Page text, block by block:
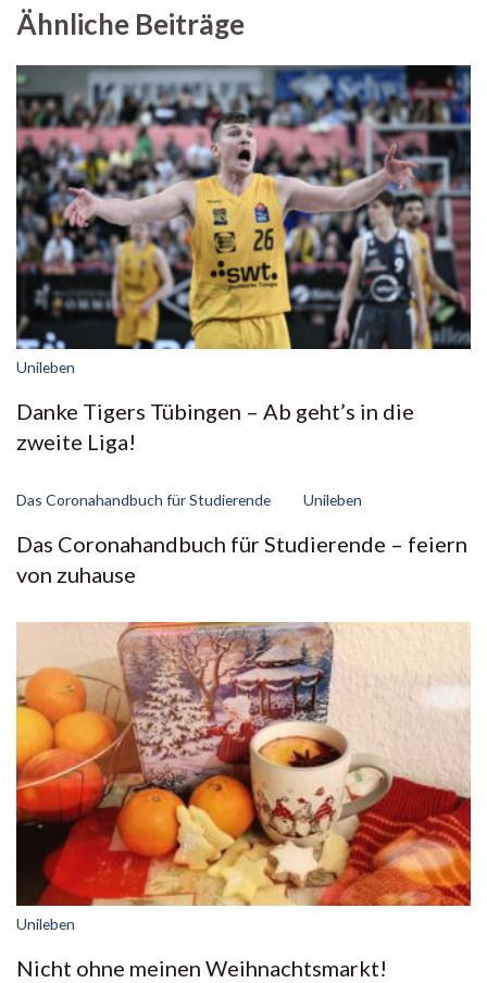
Ähnliche Beiträge
Unileben
Danke Tigers Tübingen – Ab geht’s in die
zweite Liga!
Das Coronahandbuch für Studierende Unileben
Das Coronahandbuch für Studierende – feiern
von zuhause
Unileben
Nicht ohne meinen Weihnachtsmarkt!